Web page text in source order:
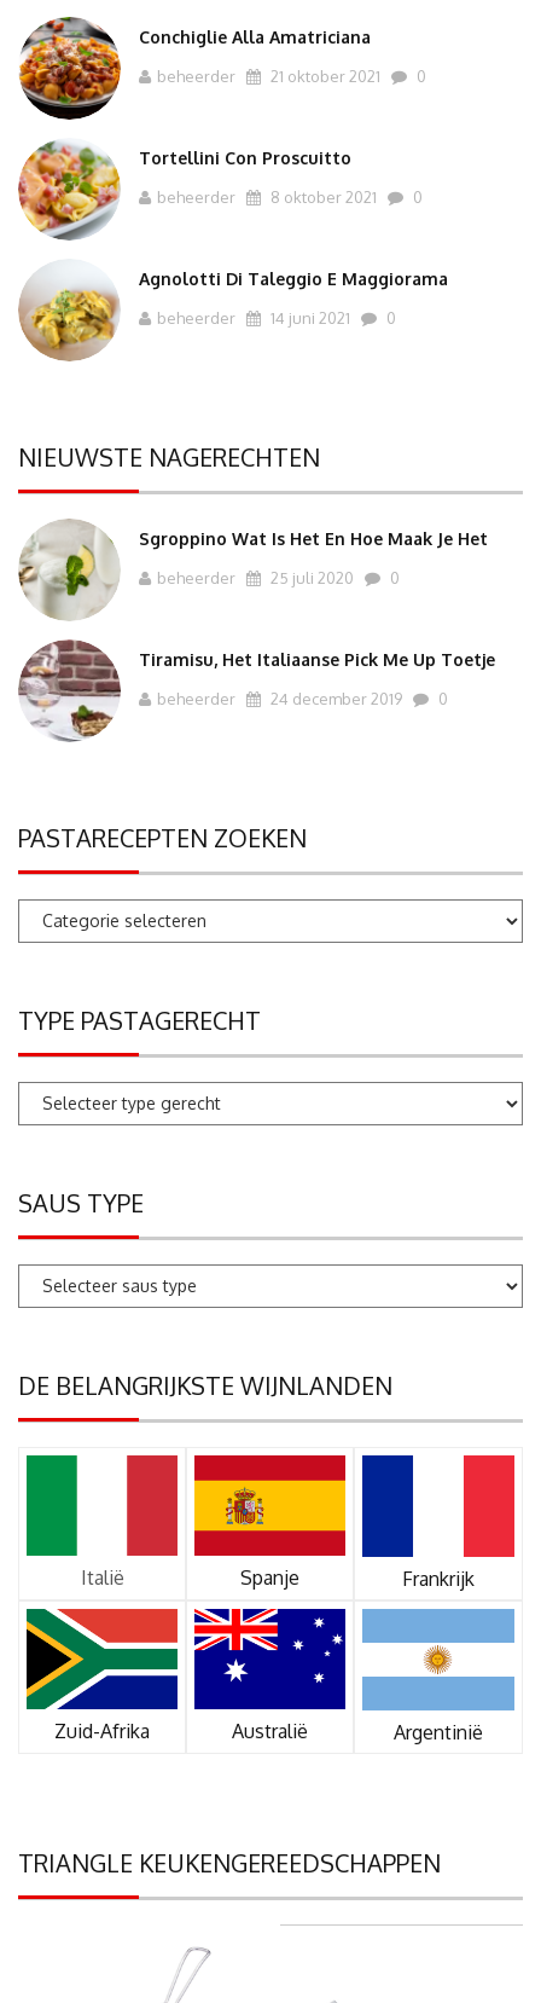
Conchiglie Alla Amatriciana
beheerder 21 oktober 2021 0
Tortellini Con Proscuitto
beheerder 8 oktober 2021 0
Agnolotti Di Taleggio E Maggiorama
beheerder 14 juni 2021 0
NIEUWSTE NAGERECHTEN
Sgroppino Wat Is Het En Hoe Maak Je Het
beheerder 25 juli 2020 0
Tiramisu, Het Italiaanse Pick Me Up Toetje
beheerder 24 december 2019 0
PASTARECEPTEN ZOEKEN
Pastarecepten
zoeken
TYPE PASTAGERECHT
SAUS TYPE
DE BELANGRIJKSTE WIJNLANDEN
Italië Spanje Frankrijk
Zuid-Afrika Australië Argentinië
TRIANGLE KEUKENGEREEDSCHAPPEN